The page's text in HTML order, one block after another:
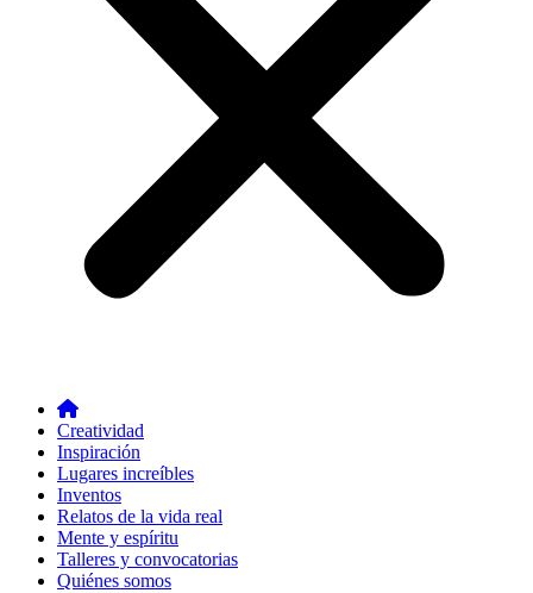
Creatividad
Inspiración
Lugares increíbles
Inventos
Relatos de la vida real
Mente y espíritu
Talleres y convocatorias
Quiénes somos